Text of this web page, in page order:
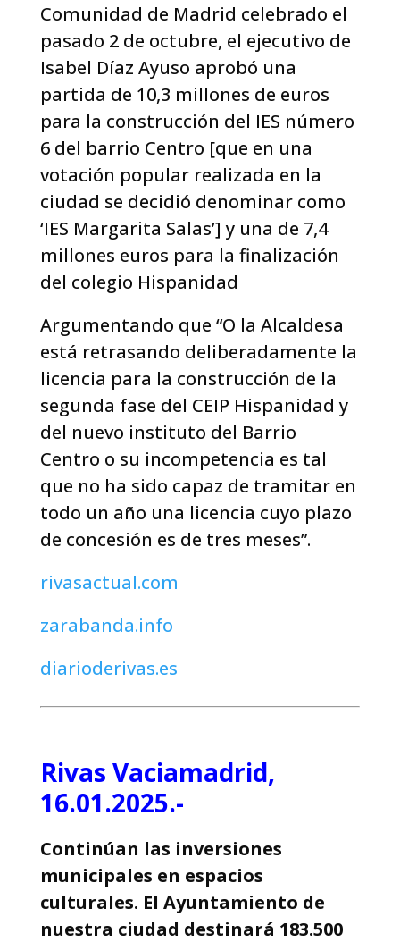
Comunidad de Madrid celebrado el
pasado 2 de octubre, el ejecutivo de
Isabel Díaz Ayuso aprobó una
partida de 10,3 millones de euros
para la construcción del IES número
6 del barrio Centro [que en una
votación popular realizada en la
ciudad se decidió denominar como
‘IES Margarita Salas’] y una de 7,4
millones euros para la finalización
del colegio Hispanidad
Argumentando que “O la Alcaldesa
está retrasando deliberadamente la
licencia para la construcción de la
segunda fase del CEIP Hispanidad y
del nuevo instituto del Barrio
Centro o su incompetencia es tal
que no ha sido capaz de tramitar en
todo un año una licencia cuyo plazo
de concesión es de tres meses”.
rivasactual.com
zarabanda.info
diarioderivas.es
Rivas Vaciamadrid,
16.01.2025.-
Continúan las inversiones
municipales en espacios
culturales. El Ayuntamiento de
nuestra ciudad destinará 183.500